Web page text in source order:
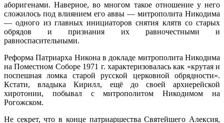
аборигенами. Наверное, во многом такое отношение у него
сложилось под влиянием его аввы — митрополита Никодима
— одного из главных инициаторов снятия клятв со старых
обрядов и признания их равночестными и
равноспасительными.
Реформа Патриарха Никона в докладе митрополита Никодима
на Поместном Соборе 1971 г. характеризовалась как «крутая и
поспешная ломка старой русской церковной обрядности».
Кстати, владыка Кирилл, ещё до своей архиерейской
хиротонии, побывал с митрополитом Никодимом на
Рогожском.
Не секрет, что в конце патриаршества Святейшего Алексия,